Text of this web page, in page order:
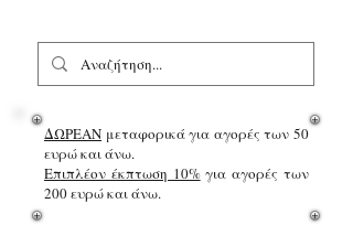
ΔΩΡΕΑΝ μεταφορικά για αγορές των 50
ευρώ και άνω.
Επιπλέον έκπτωση 10%για αγορές των
200 ευρώ και άνω.